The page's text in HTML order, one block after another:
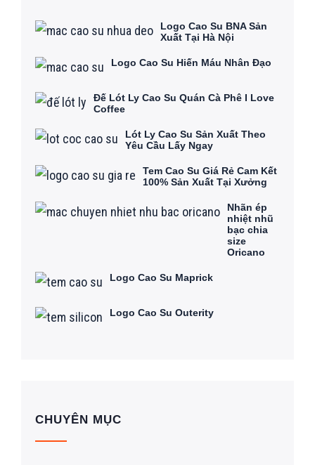
Logo Cao Su BNA Sản
Xuất Tại Hà Nội
Logo Cao Su Hiến Máu Nhân Đạo
Đế Lót Ly Cao Su Quán Cà Phê I Love
Coffee
Lót Ly Cao Su Sản Xuất Theo
Yêu Cầu Lấy Ngay
Tem Cao Su Giá Rẻ Cam Kết
100% Sản Xuất Tại Xưởng
Nhãn ép
nhiệt nhũ
bạc chia
size
Oricano
Logo Cao Su Maprick
Logo Cao Su Outerity
CHUYÊN MỤC